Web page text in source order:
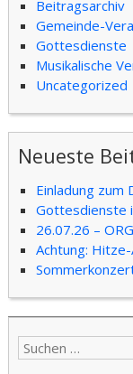
Beitragsarchiv
Gemeinde-
Gottesdienste
Musikalische
Uncategorized
Neueste
Einladung
Gottesdienste
26.07.26 –
Achtung: